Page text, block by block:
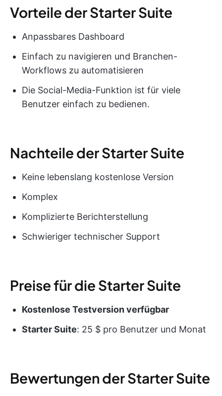
Vorteile der Starter Suite
Anpassbares Dashboard
Einfach zu navigieren und Branchen-
Workflows zu automatisieren
Die Social-Media-Funktion ist für viele
Benutzer einfach zu bedienen.
Nachteile der Starter Suite
Keine lebenslang kostenlose Version
Komplex
Komplizierte Berichterstellung
Schwieriger technischer Support
Preise für die Starter Suite
Kostenlose Testversion verfügbar
Starter Suite: 25 $ pro Benutzer und Monat
Bewertungen der Starter Suite